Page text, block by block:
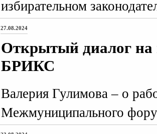
избирательном
27.08.2024
Открытый диалог
БРИКС
Валерия Гулимова – о
Межмуниципального